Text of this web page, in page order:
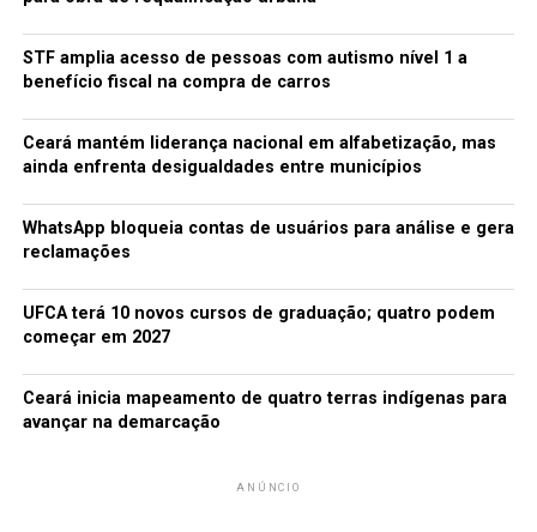
STF amplia acesso de pessoas com autismo nível 1 a
benefício fiscal na compra de carros
Ceará mantém liderança nacional em alfabetização, mas
ainda enfrenta desigualdades entre municípios
WhatsApp bloqueia contas de usuários para análise e gera
reclamações
UFCA terá 10 novos cursos de graduação; quatro podem
começar em 2027
Ceará inicia mapeamento de quatro terras indígenas para
avançar na demarcação
ANÚNCIO